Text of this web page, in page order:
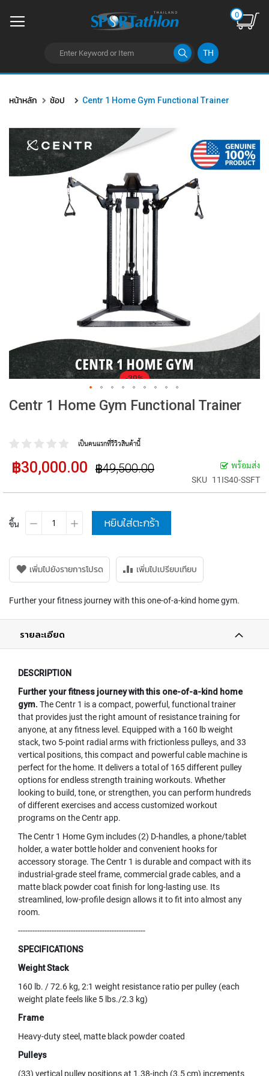
TH
0
ยัง
หน้าหลัก ช้อป Centr 1 Home Gym Functional Trainer
-39%
Centr 1 Home Gym Functional Trainer
เป็นคนแรกที่รีวิวสินค้านี้
ราคา
฿30,000.00
ราคา
฿49,500.00
พร้อมส่ง
SKU 11IS40-SSFT
ชิ้น หยิบใส่ตะกร้า
เพิ่มไปยังรายการโปรด เพิ่มไปเปรียบเทียบ
Further your fitness journey with this one-of-a-kind home gym.
รายละเอียด
DESCRIPTION
Further your fitness journey with this one-of-a-kind home
gym. The Centr 1 is a compact, powerful, functional trainer
that provides just the right amount of resistance training for
anyone, at any fitness level. Equipped with a 160 lb weight
stack, two 5-point radial arms with frictionless pulleys, and 33
vertical positions, this compact and powerful cable machine is
perfect for the home. It delivers a total of 165 different pulley
options for endless strength training workouts. Whether
looking to build, tone, or strengthen, you can perform hundreds
of different exercises and access customized workout
programs on the Centr app.
The Centr 1 Home Gym includes (2) D-handles, a phone/tablet
holder, a water bottle holder and convenient hooks for
accessory storage. The Centr 1 is durable and compact with its
industrial-grade steel frame, commercial grade cables, and a
matte black powder coat finish for long-lasting use. Its
streamlined, low-profile design allows it to fit into almost any
room.
-----------------------------------------------------
SPECIFICATIONS
Weight Stack
160 lb. / 72.6 kg, 2:1 weight resistance ratio per pulley (each
weight plate feels like 5 lbs./2.3 kg)
Frame
Heavy-duty steel, matte black powder coated
Pulleys
(33) vertical pulley positions at 1.38-inch (3.5 cm) increments